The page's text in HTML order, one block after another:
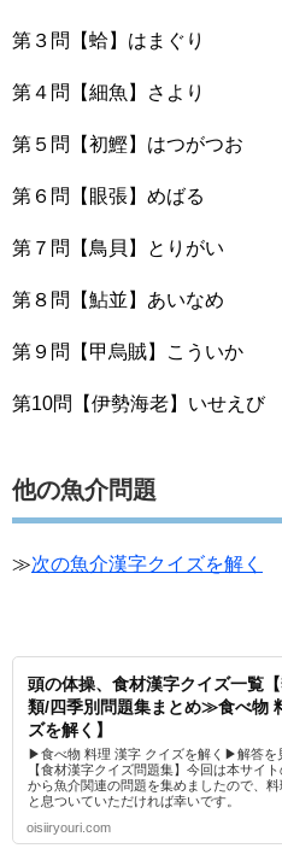
第３問【蛤】はまぐり
第４問【細魚】さより
第５問【初鰹】はつがつお
第６問【眼張】めばる
第７問【鳥貝】とりがい
第８問【鮎並】あいなめ
第９問【甲烏賊】こういか
第10問【伊勢海老】いせえび
他の魚介問題
≫次の魚介漢字クイズを解く
頭の体操、食材漢字クイズ一覧
類/四季別問題集まとめ≫食べ物
ズを解く】
▶食べ物 料理 漢字 クイズを解く▶解答
【食材漢字クイズ問題集】今回は本サイ
から魚介関連の問題を集めましたので、
と息ついていただければ幸いです。
oisiiryouri.com